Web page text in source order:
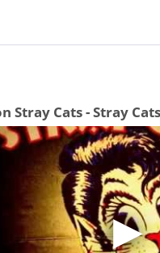
Stray Cats - Stray